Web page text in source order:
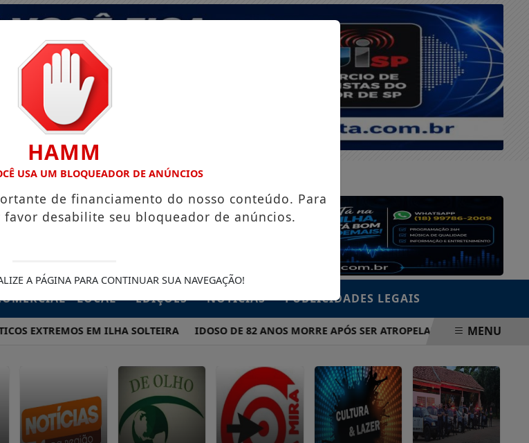
- LOCAL EDIÇÕES NOTÍCIAS PUBLICIDADES LEGAIS
EXTREMOS EM ILHA SOLTEIRA IDOSO DE 82 ANOS MORRE APÓS SER ATROPELADO EM AVENIDA DE
MENU
HAMM
USA UM BLOQUEADOR DE ANÚNCIOS
de financiamento do nosso conteúdo. Para
desabilite seu bloqueador de anúncios.
A PÁGINA PARA CONTINUAR SUA NAVEGAÇÃO!